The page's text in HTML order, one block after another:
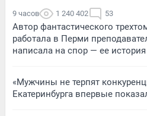
9 часов 1 240 402 53
Автор фантастического
работала в Перми
написала на спор — ее история
«Мужчины не терпят
Екатеринбурга впервые